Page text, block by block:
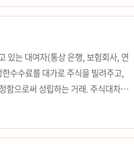
..
있는 대여자(통상 은행, 보험회사, 연
수수료를 대가로 주식을 빌려주고,
함으로써 성립하는 거래. 주식대차거
권회사에서 대차거래 업무를 취급
거래. 단, 국내에서는 무차입공매도